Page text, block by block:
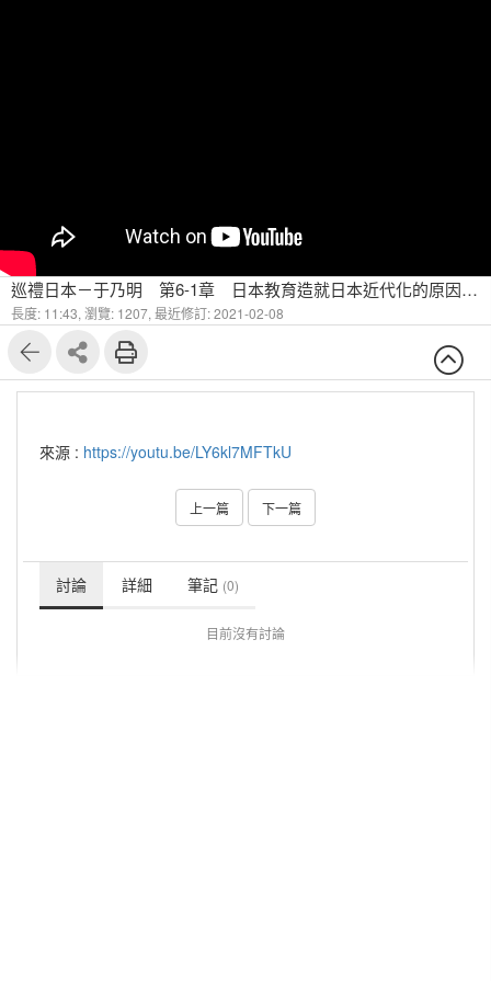
巡禮日本－于乃明 第6-1章 日本教育造就日本近代化的原因為何？
長度: 11:43, 瀏覽: 1207, 最近修訂: 2021-02-08
來源 : https://youtu.be/LY6kl7MFTkU
上一篇 下一篇
討論 詳細 筆記 (0)
目前沒有討論